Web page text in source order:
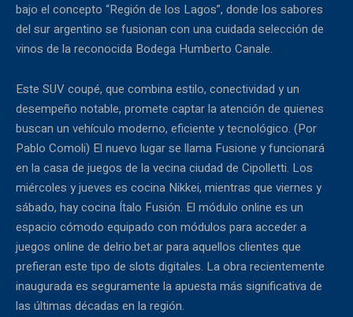
bajo el concepto “Región de los Lagos”, donde los sabores
del sur argentino se fusionan con una cuidada selección de
vinos de la reconocida Bodega Humberto Canale.
Este SUV coupé, que combina estilo, conectividad y un
desempeño notable, promete captar la atención de quienes
buscan un vehículo moderno, eficiente y tecnológico. (Por
Pablo Comoli) El nuevo lugar se llama Fusione y funcionará
en la casa de juegos de la vecina ciudad de Cipolletti. Los
miércoles y jueves es cocina Nikkei, mientras que viernes y
sábado, hay cocina Ítalo Fusión. El módulo online es un
espacio cómodo equipado con módulos para acceder a
juegos online de delrio.bet.ar para aquellos clientes que
prefieran este tipo de slots digitales. La obra recientemente
inaugurada es seguramente la apuesta más significativa de
las últimas décadas en la región.